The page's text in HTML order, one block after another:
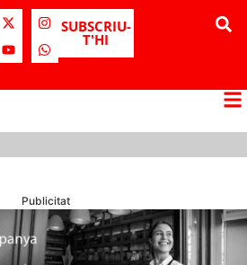
SUBSCRIU-
T'HI
Publicitat